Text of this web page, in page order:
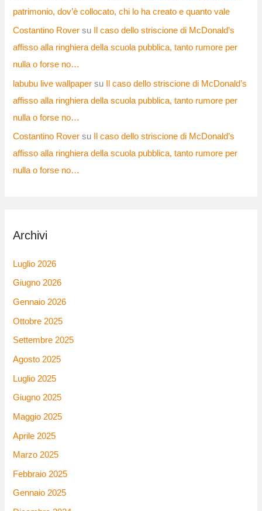
patrimonio, dov’è collocato, chi lo ha creato e quanto vale
Costantino Rover su
Il caso dello striscione di McDonald’s
affisso alla ringhiera della scuola pubblica, tanto rumore per
nulla o forse no…
labubu live wallpaper su
Il caso dello striscione di McDonald’s
affisso alla ringhiera della scuola pubblica, tanto rumore per
nulla o forse no…
Costantino Rover su
Il caso dello striscione di McDonald’s
affisso alla ringhiera della scuola pubblica, tanto rumore per
nulla o forse no…
Archivi
Luglio 2026
Giugno 2026
Gennaio 2026
Ottobre 2025
Settembre 2025
Agosto 2025
Luglio 2025
Giugno 2025
Maggio 2025
Aprile 2025
Marzo 2025
Febbraio 2025
Gennaio 2025